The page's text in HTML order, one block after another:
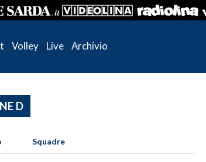
Volley Live Archivio
D
Squadre